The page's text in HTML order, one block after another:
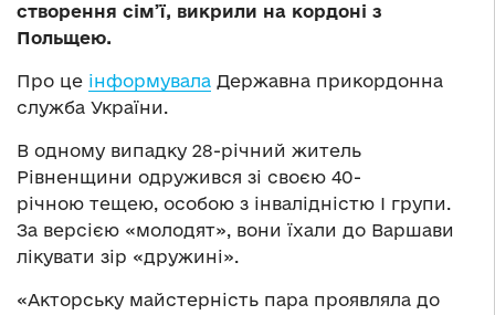
створення сім’ї, викрили на кордоні з
Польщею.
Про це інформувала Державна прикордонна
служба України.
В одному випадку 28-річний житель
Рівненщини одружився зі своєю 40-
річною тещею, особою з інвалідністю І групи.
За версією «молодят», вони їхали до Варшави
лікувати зір «дружині».
«Акторську майстерність пара проявляла до